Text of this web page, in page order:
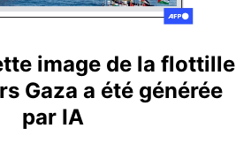
image de la flottille
Gaza a été générée
par IA